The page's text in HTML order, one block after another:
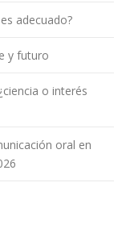
adecuado?
y futuro
o interés
oral en